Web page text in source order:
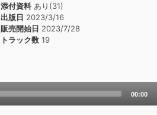
添付資料あり(31)
出版日 2023/3/16
販売開始日 2023/7/28
トラック数 19
00:00